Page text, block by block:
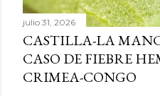
julio 31, 2026
CASTILLA-LA
CASO DE FIEBRE
CRIMEA-CONGO